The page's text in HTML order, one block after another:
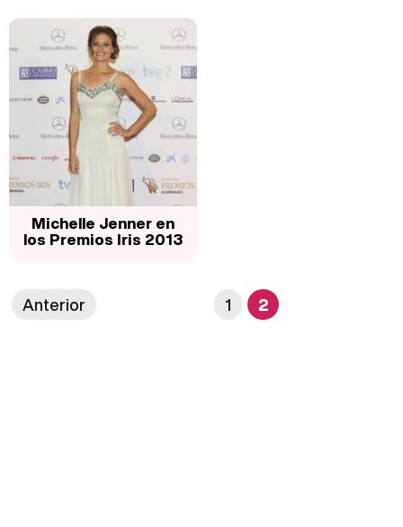
Michelle Jenner en
los Premios Iris 2013
Anterior 1 2